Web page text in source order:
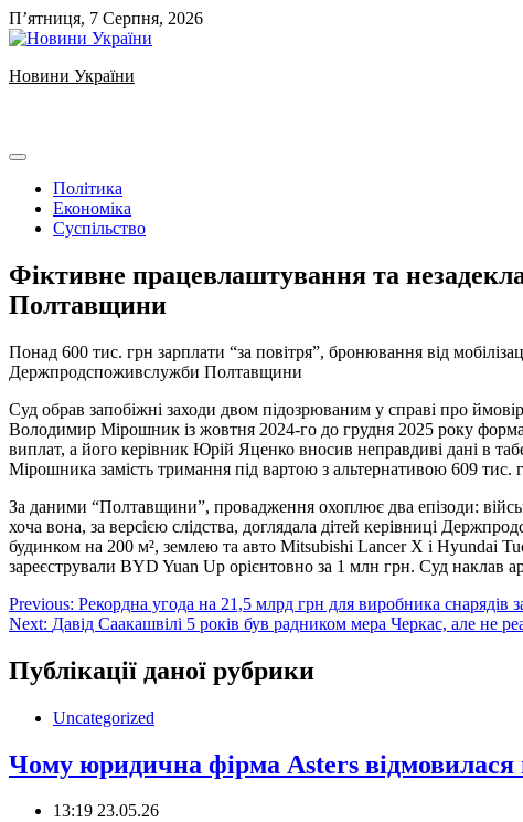
Skip
to
П’ятниця, 7 Серпня, 2026
Новини України
Політика
Економіка
Суспільство
Фіктивне працевлаштування та
Полтавщини
️Понад 600 тис. грн зарплати “за повітря”, бронювання від
Держпродспоживслужби Полтавщини
Суд обрав запобіжні заходи двом підозрюваним у справі про
Володимир Мірошник із жовтня 2024-го до грудня 2025 року
виплат, а його керівник Юрій Яценко вносив неправдиві дані в
Мірошника замість тримання під вартою з альтернативою 609 тис.
За даними “Полтавщини”, провадження охоплює два епізоди:
хоча вона, за версією слідства, доглядала дітей керівниці
будинком на 200 м², землею та авто Mitsubishi Lancer X і Hyundai
зареєстрували BYD Yuan Up орієнтовно за 1 млн грн. Суд наклав
Навігація
записів
Previous: Рекордна угода на 21,5 млрд грн для виробника снарядів
Next: Давід Саакашвілі 5 років був радником мера Черкас, але не
Публікації даної рубрики
Uncategorized
Чому юридична фірма Asters відмовилася
13:19 23.05.26